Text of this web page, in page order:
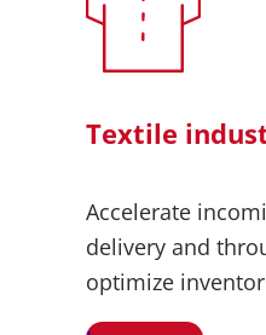
Textile
Accelerate
delivery and
optimize